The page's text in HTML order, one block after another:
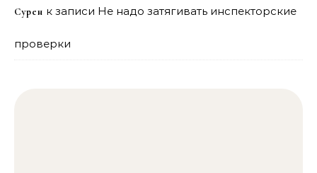
Сурен к записи Не надо затягивать инспекторские
проверки